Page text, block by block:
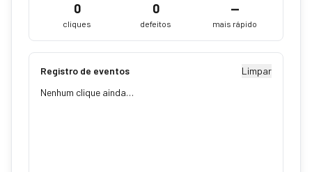
0
cliques
0
defeitos
—
mais rápido
Registro de eventos
Limpar
Nenhum clique ainda…